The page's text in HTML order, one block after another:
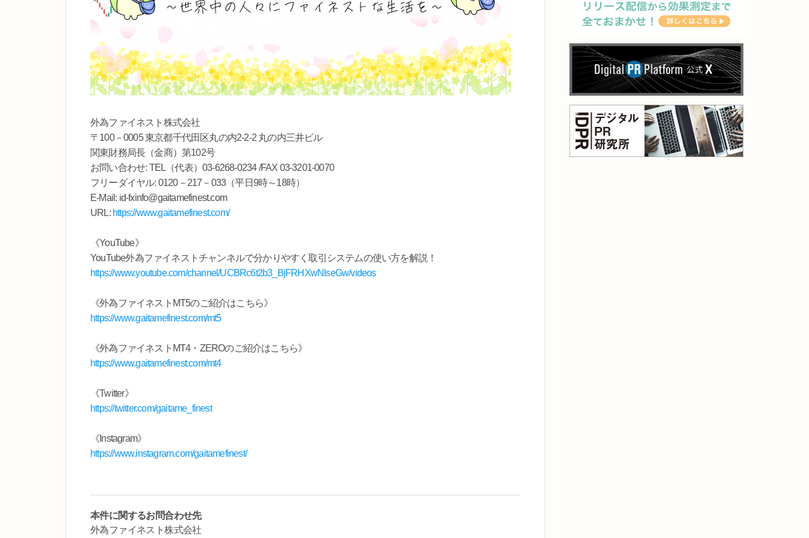
外為ファイネスト株式会社
〒100－0005 東京都千代田区丸の内2-2-2 丸の内三井ビル
関東財務局長（金商）第102号
お問い合わせ: TEL（代表）03-6268-0234 /FAX 03-3201-0070
フリーダイヤル: 0120－217－033（平日9時～18時）
E-Mail: id-fxinfo@gaitamefinest.com
URL: https://www.gaitamefinest.com/
《YouTube》
YouTube外為ファイネストチャンネルで分かりやすく取引システムの使い方を解説！
https://www.youtube.com/channel/UCBRc6t2b3_BjFRHXwNIseGw/videos
《外為ファイネストMT5のご紹介はこちら》
https://www.gaitamefinest.com/mt5
《外為ファイネストMT4・ZEROのご紹介はこちら》
https://www.gaitamefinest.com/mt4
《Twitter》
https://twitter.com/gaitame_finest
《Instagram》
https://www.instagram.com/gaitamefinest/
本件に関するお問合わせ先
外為ファイネスト株式会社